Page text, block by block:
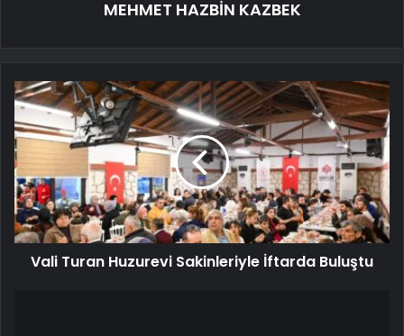
MEHMET HAZBİN KAZBEK
Vali Turan Huzurevi Sakinleriyle İftarda Buluştu